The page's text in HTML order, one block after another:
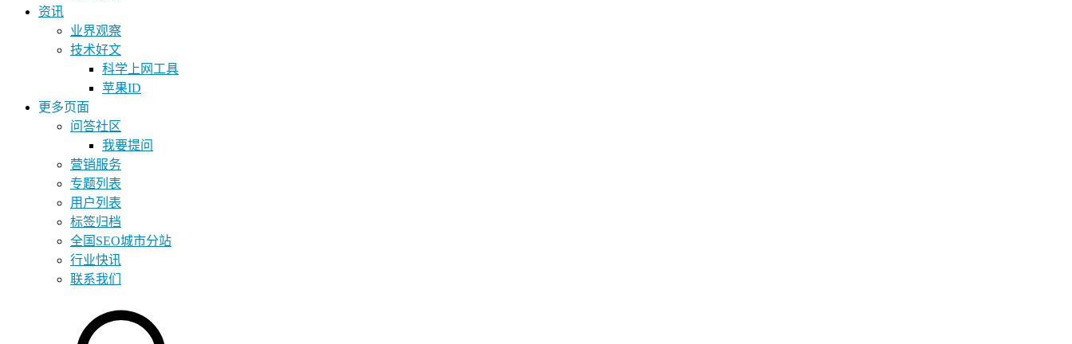
资讯
业界观察
技术好文
科学上网工具
苹果ID
更多页面
问答社区
我要提问
营销服务
专题列表
用户列表
标签归档
全国SEO城市分站
行业快讯
联系我们